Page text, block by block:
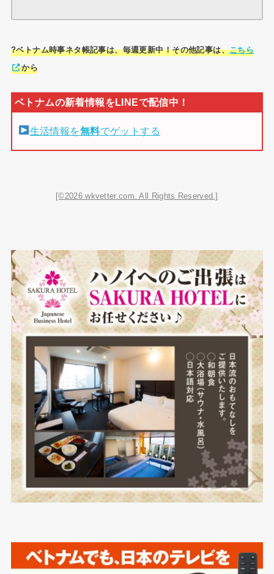
?ベトナム時事ネタ帳記事は、毎週更新中！その他記事は、こちら
から
生活情報を無料でゲットする
[©2026 wkvetter.com. All Rights Reserved.]